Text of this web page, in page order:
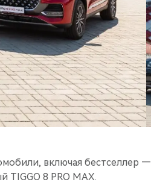
включая бестселлер —
TIGGO 8 PRO MAX.